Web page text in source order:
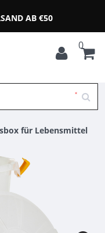
AB €50
0
für Lebensmittel